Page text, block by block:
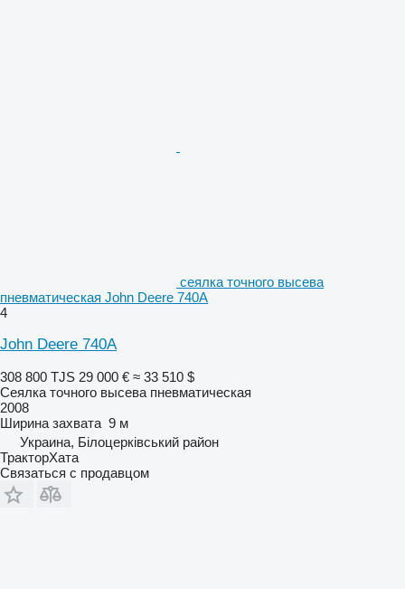
сеялка точного высева
пневматическая John Deere 740A
4
John Deere 740A
308 800 TJS 29 000 € ≈ 33 510 $
Сеялка точного высева пневматическая
2008
Ширина захвата 9 м
Украина, Білоцерківський район
ТракторХата
Связаться с продавцом